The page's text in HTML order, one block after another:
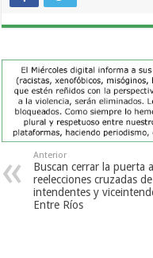
Anterior
Buscan cerrar la puerta
reelecciones cruzadas de
intendentes y
Entre Ríos